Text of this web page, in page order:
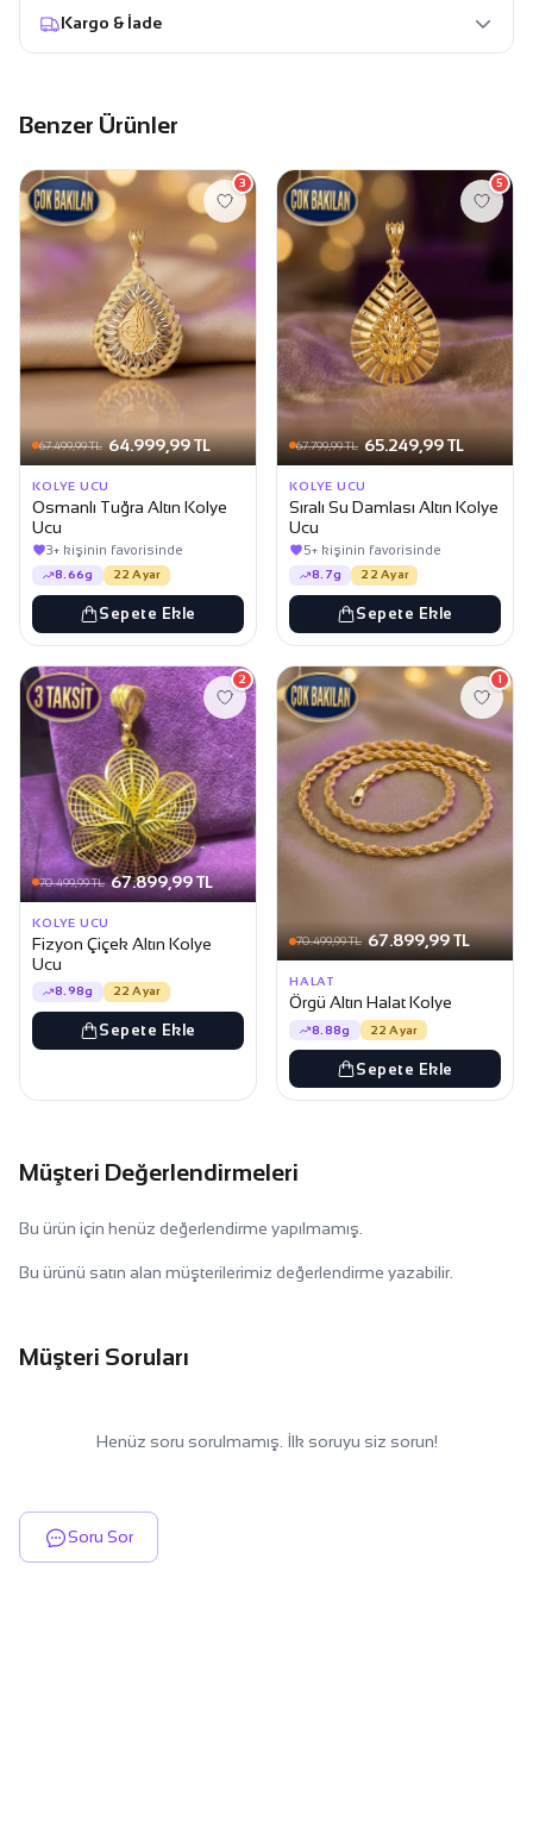
Kargo & İade
Benzer Ürünler
67.499,99 TL 64.999,99 TL
3
KOLYE UCU
Osmanlı Tuğra Altın Kolye
Ucu
3+ kişinin favorisinde
8.66g 22 Ayar
Sepete Ekle
67.799,99 TL 65.249,99 TL
5
KOLYE UCU
Sıralı Su Damlası Altın Kolye
Ucu
5+ kişinin favorisinde
8.7g 22 Ayar
Sepete Ekle
70.499,99 TL 67.899,99 TL
2
KOLYE UCU
Fizyon Çiçek Altın Kolye
Ucu
8.98g 22 Ayar
Sepete Ekle
70.499,99 TL 67.899,99 TL
1
HALAT
Örgü Altın Halat Kolye
8.88g 22 Ayar
Sepete Ekle
Müşteri Değerlendirmeleri
Bu ürün için henüz değerlendirme yapılmamış.
Bu ürünü satın alan müşterilerimiz değerlendirme yazabilir.
Müşteri Soruları
Henüz soru sorulmamış. İlk soruyu siz sorun!
Soru Sor